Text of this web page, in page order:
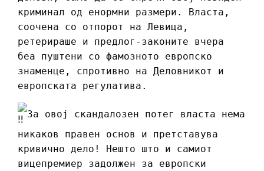
криминал од енормни размери. Власта,
соочена со отпорот на Левица,
ретерираше и предлог-законите вчера
беа пуштени со фамозното европско
знаменце, спротивно на Деловникот и
европската регулатива.
За овој скандалозен потег власта нема
никаков правен основ и претставува
кривично дело! Нешто што и самиот
вицепремиер задолжен за европски